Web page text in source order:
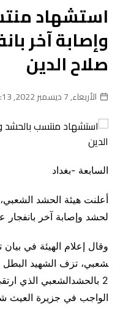
استشهاد
وإصابة آخر
صلاح الدين
الأربعاء, 7 ديسمبر 2022, 20:13
السابعة -بغداد
أعلنت هيئة الحشد الشعبي،
لحشد وإصابة آخر بانفجار
وقال إعلام الهيئة في بيان
شعبي، تزف الشهيد البطل
2 بالحشدالشعبي الذي
الواجب في جزيرة العيث